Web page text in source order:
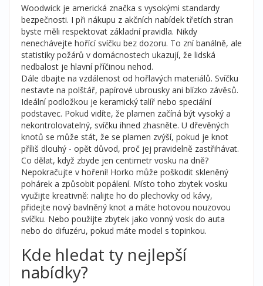
Woodwick je americká značka s vysokými standardy
bezpečnosti. I při nákupu z akčních nabídek třetích stran
byste měli respektovat základní pravidla. Nikdy
nenechávejte hořící svíčku bez dozoru. To zní banálně, ale
statistiky požárů v domácnostech ukazují, že lidská
nedbalost je hlavní příčinou nehod.
Dále dbajte na vzdálenost od hořlavých materiálů. Svíčku
nestavte na polštář, papírové ubrousky ani blízko závěsů.
Ideální podložkou je keramický talíř nebo speciální
podstavec. Pokud vidíte, že plamen začíná být vysoký a
nekontrolovatelný, svíčku ihned zhasněte. U dřevěných
knotů se může stát, že se plamen zvýší, pokud je knot
příliš dlouhý - opět důvod, proč jej pravidelně zastřihávat.
Co dělat, když zbyde jen centimetr vosku na dně?
Nepokračujte v hoření! Horko může poškodit skleněný
pohárek a způsobit popálení. Místo toho zbytek vosku
využijte kreativně: nalijte ho do plechovky od kávy,
přidejte nový bavlněný knot a máte hotovou nouzovou
svíčku. Nebo použijte zbytek jako vonný vosk do auta
nebo do difuzéru, pokud máte model s topinkou.
Kde hledat ty nejlepší
nabídky?